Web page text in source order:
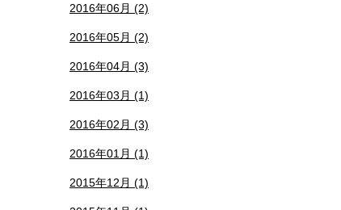
2016年06月 (2)
2016年05月 (2)
2016年04月 (3)
2016年03月 (1)
2016年02月 (3)
2016年01月 (1)
2015年12月 (1)